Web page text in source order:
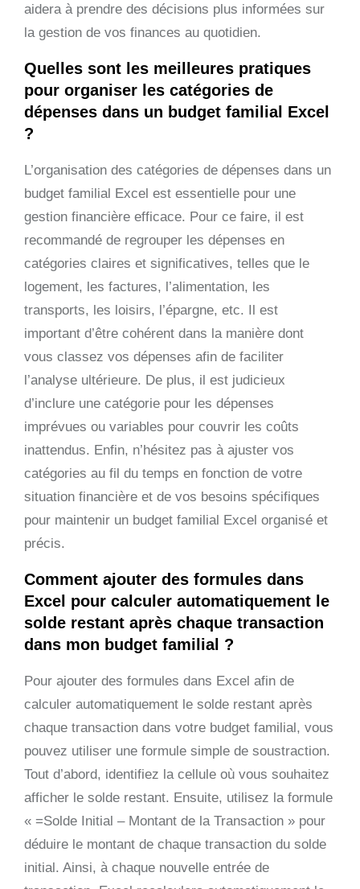
aidera à prendre des décisions plus informées sur
la gestion de vos finances au quotidien.
Quelles sont les meilleures pratiques
pour organiser les catégories de
dépenses dans un budget familial Excel
?
L’organisation des catégories de dépenses dans un
budget familial Excel est essentielle pour une
gestion financière efficace. Pour ce faire, il est
recommandé de regrouper les dépenses en
catégories claires et significatives, telles que le
logement, les factures, l’alimentation, les
transports, les loisirs, l’épargne, etc. Il est
important d’être cohérent dans la manière dont
vous classez vos dépenses afin de faciliter
l’analyse ultérieure. De plus, il est judicieux
d’inclure une catégorie pour les dépenses
imprévues ou variables pour couvrir les coûts
inattendus. Enfin, n’hésitez pas à ajuster vos
catégories au fil du temps en fonction de votre
situation financière et de vos besoins spécifiques
pour maintenir un budget familial Excel organisé et
précis.
Comment ajouter des formules dans
Excel pour calculer automatiquement le
solde restant après chaque transaction
dans mon budget familial ?
Pour ajouter des formules dans Excel afin de
calculer automatiquement le solde restant après
chaque transaction dans votre budget familial, vous
pouvez utiliser une formule simple de soustraction.
Tout d’abord, identifiez la cellule où vous souhaitez
afficher le solde restant. Ensuite, utilisez la formule
« =Solde Initial – Montant de la Transaction » pour
déduire le montant de chaque transaction du solde
initial. Ainsi, à chaque nouvelle entrée de